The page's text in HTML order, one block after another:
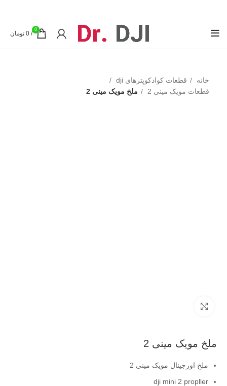
0
/
0 تومان
خانه
قطعات کوادکوپترهای dji
قطعات مویک مینی 2
ملخ مویک مینی 2
ملخ مویک مینی 2
ملخ اورجینال مویک مینی 2
dji mini 2 propller